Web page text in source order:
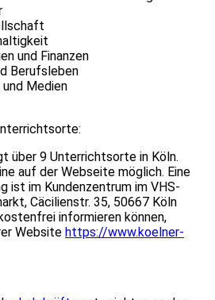
und Finanzen
Berufsleben
Medien
über 9 Unterrichtsorte in Köln.
auf der Webseite möglich. Eine
ist im Kundenzentrum im VHS-
Cäcilienstr. 35, 50667 Köln
informieren können,
Website https://www.koelner-